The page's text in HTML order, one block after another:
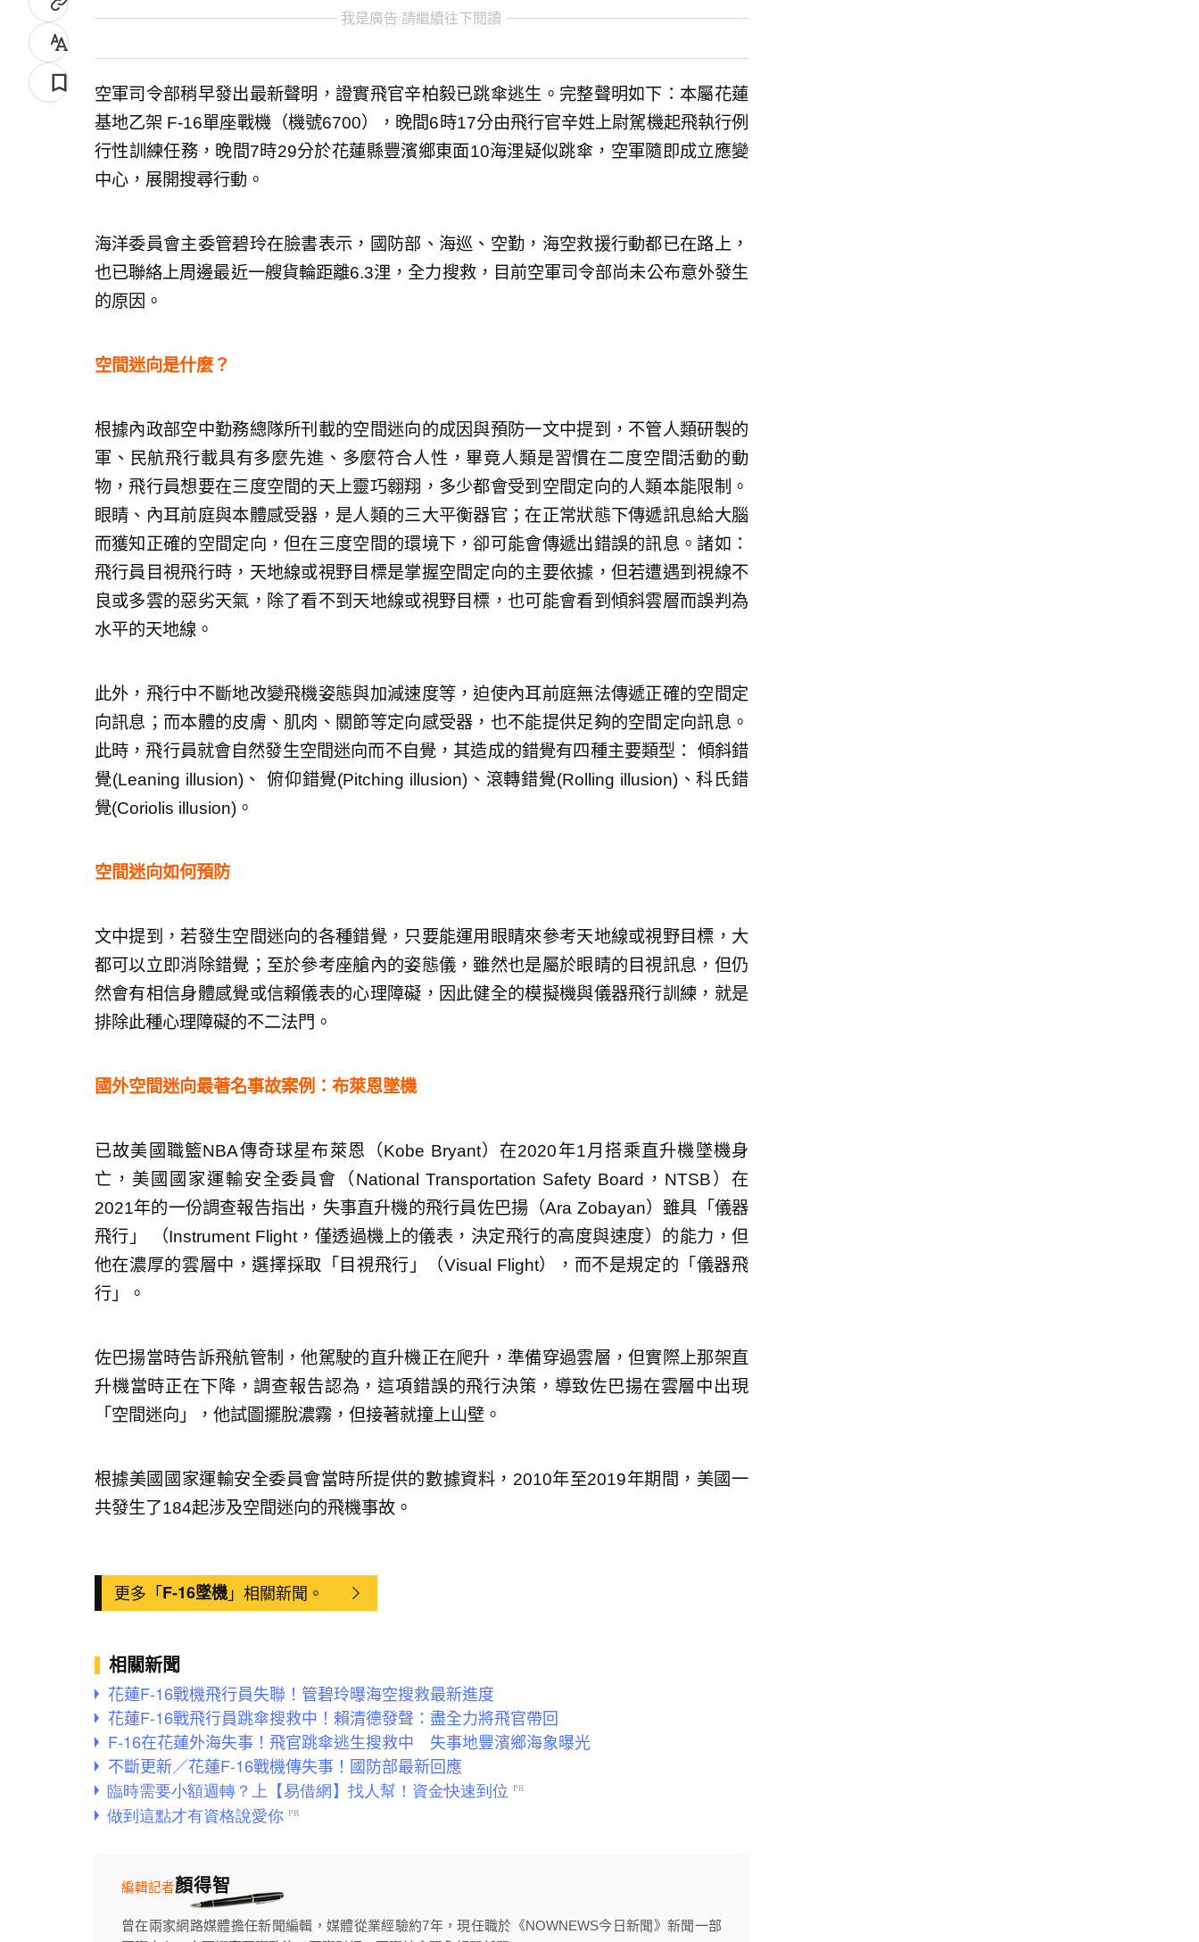
我是廣告 請繼續往下閱讀
空軍司令部稍早發出最新聲明，證實飛官辛柏毅已跳傘逃生。完整聲明如下：本屬花蓮
基地乙架 F-16單座戰機（機號6700），晚間6時17分由飛行官辛姓上尉駕機起飛執行例
行性訓練任務，晚間7時29分於花蓮縣豐濱鄉東面10海浬疑似跳傘，空軍隨即成立應變
中心，展開搜尋行動。
海洋委員會主委管碧玲在臉書表示，國防部、海巡、空勤，海空救援行動都已在路上，
也已聯絡上周邊最近一艘貨輪距離6.3浬，全力搜救，目前空軍司令部尚未公布意外發生
的原因。
空間迷向是什麼？
根據內政部空中勤務總隊所刊載的空間迷向的成因與預防一文中提到，不管人類研製的
軍、民航飛行載具有多麼先進、多麼符合人性，畢竟人類是習慣在二度空間活動的動
物，飛行員想要在三度空間的天上靈巧翱翔，多少都會受到空間定向的人類本能限制。
眼睛、內耳前庭與本體感受器，是人類的三大平衡器官；在正常狀態下傳遞訊息給大腦
而獲知正確的空間定向，但在三度空間的環境下，卻可能會傳遞出錯誤的訊息。諸如：
飛行員目視飛行時，天地線或視野目標是掌握空間定向的主要依據，但若遭遇到視線不
良或多雲的惡劣天氣，除了看不到天地線或視野目標，也可能會看到傾斜雲層而誤判為
水平的天地線。
此外，飛行中不斷地改變飛機姿態與加減速度等，迫使內耳前庭無法傳遞正確的空間定
向訊息；而本體的皮膚、肌肉、關節等定向感受器，也不能提供足夠的空間定向訊息。
此時，飛行員就會自然發生空間迷向而不自覺，其造成的錯覺有四種主要類型： 傾斜錯
覺(Leaning illusion)、 俯仰錯覺(Pitching illusion)、滾轉錯覺(Rolling illusion)、科氏錯
覺(Coriolis illusion)。
空間迷向如何預防
文中提到，若發生空間迷向的各種錯覺，只要能運用眼睛來參考天地線或視野目標，大
都可以立即消除錯覺；至於參考座艙內的姿態儀，雖然也是屬於眼睛的目視訊息，但仍
然會有相信身體感覺或信賴儀表的心理障礙，因此健全的模擬機與儀器飛行訓練，就是
排除此種心理障礙的不二法門。
國外空間迷向最著名事故案例：布萊恩墜機
已故美國職籃NBA傳奇球星布萊恩（Kobe Bryant）在2020年1月搭乘直升機墜機身
亡，美國國家運輸安全委員會（National Transportation Safety Board，NTSB）在
2021年的一份調查報告指出，失事直升機的飛行員佐巴揚（Ara Zobayan）雖具「儀器
飛行」 （Instrument Flight，僅透過機上的儀表，決定飛行的高度與速度）的能力，但
他在濃厚的雲層中，選擇採取「目視飛行」（Visual Flight），而不是規定的「儀器飛
行」。
佐巴揚當時告訴飛航管制，他駕駛的直升機正在爬升，準備穿過雲層，但實際上那架直
升機當時正在下降，調查報告認為，這項錯誤的飛行決策，導致佐巴揚在雲層中出現
「空間迷向」，他試圖擺脫濃霧，但接著就撞上山壁。
根據美國國家運輸安全委員會當時所提供的數據資料，2010年至2019年期間，美國一
共發生了184起涉及空間迷向的飛機事故。
更多「F-16墜機」相關新聞。
相關新聞
花蓮F-16戰機飛行員失聯！管碧玲曝海空搜救最新進度
花蓮F-16戰飛行員跳傘搜救中！賴清德發聲：盡全力將飛官帶回
F-16在花蓮外海失事！飛官跳傘逃生搜救中 失事地豐濱鄉海象曝光
不斷更新／花蓮F-16戰機傳失事！國防部最新回應
顏得智
編輯記者
曾在兩家網路媒體擔任新聞編輯，媒體從業經驗約7年，現任職於《NOWNEWS今日新聞》新聞一部